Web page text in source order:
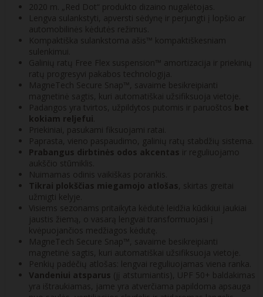
2020 m. „Red Dot“ produkto dizaino nugalėtojas.
Lengva sulankstyti, apversti sėdynę ir perjungti į lopšio ar
automobilinės kėdutės režimus.
Kompaktiška sulankstoma ašis™ kompaktiškesniam
sulenkimui.
Galinių ratų Free Flex suspension™ amortizacija ir priekinių
ratų progresyvi pakabos technologija.
MagneTech Secure Snap™, savaime besikreipianti
magnetinė sagtis, kuri automatiškai užsifiksuoja vietoje.
Padangos yra tvirtos, užpildytos putomis ir paruoštos bet
kokiam reljefui
Priekiniai, pasukami fiksuojami ratai.
Paprasta, vieno paspaudimo, galinių ratų stabdžių sistema.
Prabangus dirbtinės odos akcentas ir reguliuojamo
aukščio stūmiklis.
Nuimamas odinis vaikiškas porankis.
Tikrai plokščias miegamojo atlošas , skirtas greitai
užmigti kelyje.
Visiems sezonams pritaikyta kėdutė leidžia kūdikiui jaukiai
jaustis žiemą, o vasarą lengvai transformuojasi į
kvėpuojančios medžiagos kėdutę.
MagneTech Secure Snap™, savaime besikreipianti
magnetinė sagtis, kuri automatiškai užsifiksuoja vietoje.
Penkių padėčių atlošas: lengvai reguliuojamas viena ranka.
Vandeniui atsparus (jį atstumiantis), UPF 50+ baldakimas
yra ištraukiamas, jame yra atverčiama papildoma apsauga